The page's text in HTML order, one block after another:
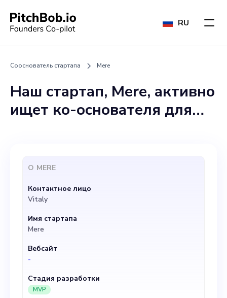
RU
Сооснователь стартапа Mere
Наш стартап, Mere, активно
ищет ко-основателя для
дальнейшего развития
компании. Вам предстоит
активно участвовать в
формировании видения
продукта и стратегии
компании, управлять
командой и общаться с
инвесторами. Наша цель -
О MERE
Контактное лицо
Vitaly
Имя стартапа
Mere
Вебсайт
-
Стадия разработки
MVP